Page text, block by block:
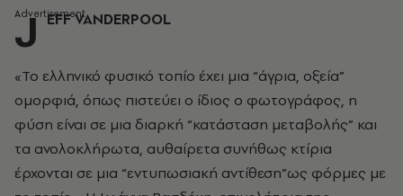
J EFF VANDERPOOL
«Το ελληνικό φυσικό τοπίο έχει μια “άγρια, οξεία”
ομορφιά, όπως πιστεύει ο ίδιος ο φωτογράφος, η
φύση είναι σε μια διαρκή “κατάσταση μεταβολής” και
τα ανολοκλήρωτα, αυθαίρετα συνήθως κτίρια
έρχονται σε μια “εντυπωσιακή αντίθεση”ως φόρμες με